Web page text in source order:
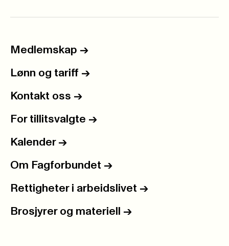
Medlemskap ->
Lønn og tariff ->
Kontakt oss ->
For tillitsvalgte ->
Kalender ->
Om Fagforbundet ->
Rettigheter i arbeidslivet ->
Brosjyrer og materiell ->